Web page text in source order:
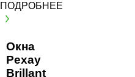
ПОДРОБНЕЕ
Окна
Рехау
Brillant